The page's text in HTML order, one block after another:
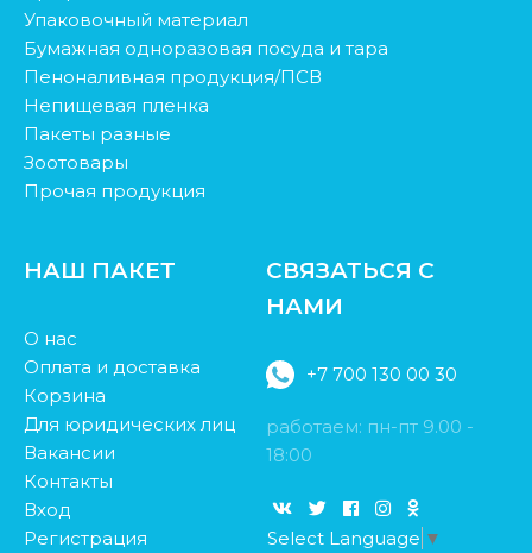
Упаковочный материал
Бумажная одноразовая посуда и тара
Пеноналивная продукция/ПСВ
Непищевая пленка
Пакеты разные
Зоотовары
Прочая продукция
НАШ ПАКЕТ
О нас
Оплата и доставка
Корзина
Для юридических лиц
Вакансии
Контакты
Вход
Регистрация
СВЯЗАТЬСЯ С
НАМИ
+7 700 130 00 30
работаем: пн-пт 9.00 -
18:00
Select Language ▼